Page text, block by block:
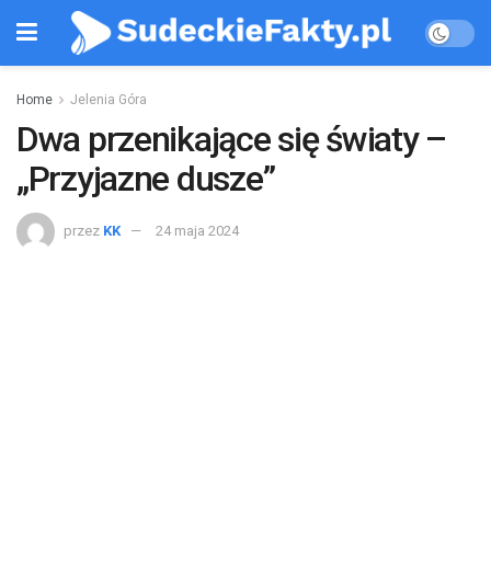
Home Jelenia Góra
Dwa przenikające się światy –
„Przyjazne dusze”
przez KK 24 maja 2024